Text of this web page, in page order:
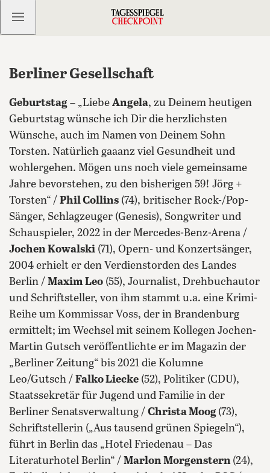
Kostenlos anmelden
Berliner Gesellschaft
Geburtstag – „Liebe Angela, zu Deinem heutigen
Geburtstag wünsche ich Dir die herzlichsten
Wünsche, auch im Namen von Deinem Sohn
Torsten. Natürlich gaaanz viel Gesundheit und
wohlergehen. Mögen uns noch viele gemeinsame
Jahre bevorstehen, zu den bisherigen 59! Jörg +
Torsten“ / Phil Collins (74), britischer Rock-/Pop-
Sänger, Schlagzeuger (Genesis), Songwriter und
Schauspieler, 2022 in der Mercedes-Benz-Arena /
Jochen Kowalski (71), Opern- und Konzertsänger,
2004 erhielt er den Verdienstorden des Landes
Berlin / Maxim Leo (55), Journalist, Drehbuchautor
und Schriftsteller, von ihm stammt u.a. eine Krimi-
Reihe um Kommissar Voss, der in Brandenburg
ermittelt; im Wechsel mit seinem Kollegen Jochen-
Martin Gutsch veröffentlichte er im Magazin der
„Berliner Zeitung“ bis 2021 die Kolumne
Leo/Gutsch / Falko Liecke (52), Politiker (CDU),
Staatssekretär für Jugend und Familie in der
Berliner Senatsverwaltung / Christa Moog (73),
Schriftstellerin („Aus tausend grünen Spiegeln“),
führt in Berlin das „Hotel Friedenau – Das
Literaturhotel Berlin“ / Marlon Morgenstern (24),